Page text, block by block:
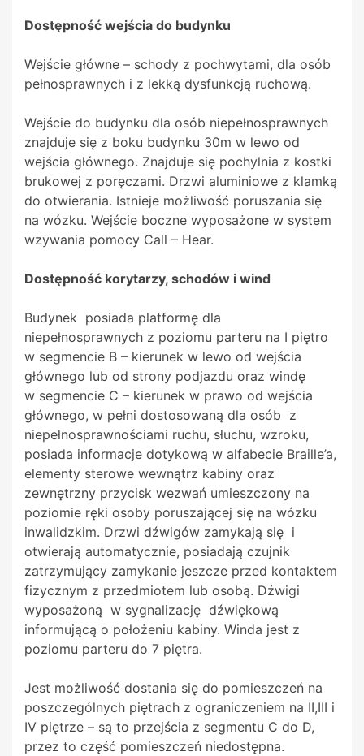
Dostępność wejścia do budynku
Wejście główne – schody z pochwytami, dla osób
pełnosprawnych i z lekką dysfunkcją ruchową.
Wejście do budynku dla osób niepełnosprawnych
znajduje się z boku budynku 30m w lewo od
wejścia głównego. Znajduje się pochylnia z kostki
brukowej z poręczami. Drzwi aluminiowe z klamką
do otwierania. Istnieje możliwość poruszania się
na wózku. Wejście boczne wyposażone w system
wzywania pomocy Call – Hear.
Dostępność korytarzy, schodów i wind
Budynek posiada platformę dla
niepełnosprawnych z poziomu parteru na I piętro
w segmencie B – kierunek w lewo od wejścia
głównego lub od strony podjazdu oraz windę
w segmencie C – kierunek w prawo od wejścia
głównego, w pełni dostosowaną dla osób z
niepełnosprawnościami ruchu, słuchu, wzroku,
posiada informacje dotykową w alfabecie Braille’a,
elementy sterowe wewnątrz kabiny oraz
zewnętrzny przycisk wezwań umieszczony na
poziomie ręki osoby poruszającej się na wózku
inwalidzkim. Drzwi dźwigów zamykają się i
otwierają automatycznie, posiadają czujnik
zatrzymujący zamykanie jeszcze przed kontaktem
fizycznym z przedmiotem lub osobą. Dźwigi
wyposażoną w sygnalizację dźwiękową
informującą o położeniu kabiny. Winda jest z
poziomu parteru do 7 piętra.
Jest możliwość dostania się do pomieszczeń na
poszczególnych piętrach z ograniczeniem na II,III i
IV piętrze – są to przejścia z segmentu C do D,
przez to część pomieszczeń niedostępna.